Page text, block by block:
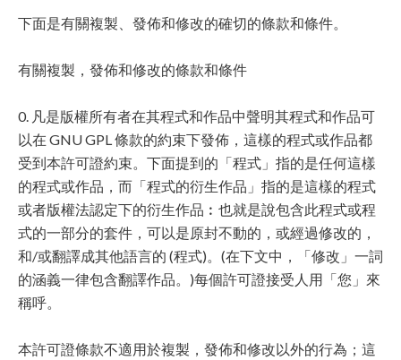
下面是有關複製、發佈和修改的確切的條款和條件。
有關複製，發佈和修改的條款和條件
0. 凡是版權所有者在其程式和作品中聲明其程式和作品可
以在 GNU GPL 條款的約束下發佈，這樣的程式或作品都
受到本許可證約束。下面提到的「程式」指的是任何這樣
的程式或作品，而「程式的衍生作品」指的是這樣的程式
或者版權法認定下的衍生作品︰也就是說包含此程式或程
式的一部分的套件，可以是原封不動的，或經過修改的，
和/或翻譯成其他語言的 (程式)。(在下文中，「修改」一詞
的涵義一律包含翻譯作品。)每個許可證接受人用「您」來
稱呼。
本許可證條款不適用於複製，發佈和修改以外的行為；這